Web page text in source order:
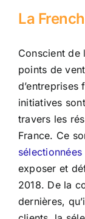
La
Conscient de
points de
initiatives
travers les
France. Ce
sélectionnées
exposer et
2018. De la
dernières,